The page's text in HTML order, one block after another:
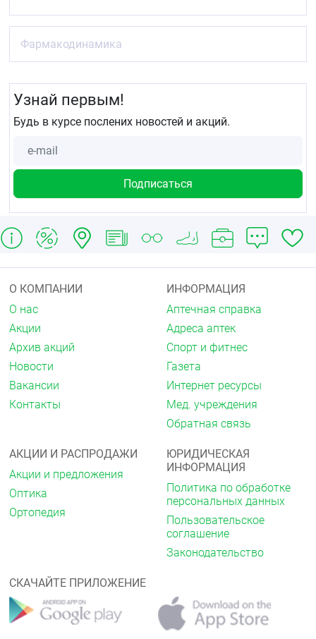
Фармакодинамика
Узнай первым!
Будь в курсе послених новостей и акций.
О КОМПАНИИ
О нас
Акции
Архив акций
Новости
Вакансии
Контакты
ИНФОРМАЦИЯ
Аптечная справка
Адреса аптек
Спорт и фитнес
Газета
Интернет ресурсы
Мед. учреждения
Обратная связь
АКЦИИ И РАСПРОДАЖИ
Акции и предложения
Оптика
Ортопедия
ЮРИДИЧЕСКАЯ
ИНФОРМАЦИЯ
Политика по обработке
персональных данных
Пользовательское
соглашение
Законодательство
СКАЧАЙТЕ ПРИЛОЖЕНИЕ